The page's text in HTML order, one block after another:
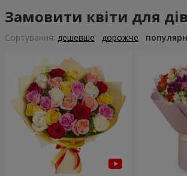
Замовити квіти для
Сортування: дешевше дорожче